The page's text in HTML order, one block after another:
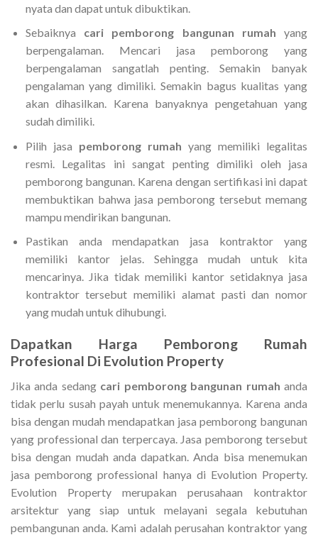
nyata dan dapat untuk dibuktikan.
Sebaiknya cari pemborong bangunan rumah yang
berpengalaman. Mencari jasa pemborong yang
berpengalaman sangatlah penting. Semakin banyak
pengalaman yang dimiliki. Semakin bagus kualitas yang
akan dihasilkan. Karena banyaknya pengetahuan yang
sudah dimiliki.
Pilih jasa pemborong rumah yang memiliki legalitas
resmi. Legalitas ini sangat penting dimiliki oleh jasa
pemborong bangunan. Karena dengan sertifikasi ini dapat
membuktikan bahwa jasa pemborong tersebut memang
mampu mendirikan bangunan.
Pastikan anda mendapatkan jasa kontraktor yang
memiliki kantor jelas. Sehingga mudah untuk kita
mencarinya. Jika tidak memiliki kantor setidaknya jasa
kontraktor tersebut memiliki alamat pasti dan nomor
yang mudah untuk dihubungi.
Dapatkan Harga Pemborong Rumah
Profesional Di Evolution Property
Jika anda sedang cari pemborong bangunan rumah anda
tidak perlu susah payah untuk menemukannya. Karena anda
bisa dengan mudah mendapatkan jasa pemborong bangunan
yang professional dan terpercaya. Jasa pemborong tersebut
bisa dengan mudah anda dapatkan. Anda bisa menemukan
jasa pemborong professional hanya di Evolution Property.
Evolution Property merupakan perusahaan kontraktor
arsitektur yang siap untuk melayani segala kebutuhan
pembangunan anda. Kami adalah perusahan kontraktor yang